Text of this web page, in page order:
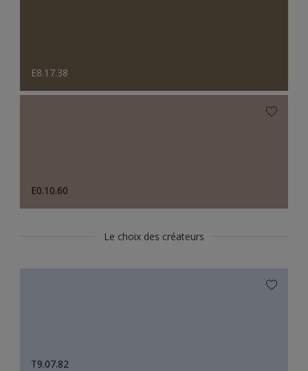
E8.17.38
E0.10.60
Le choix des créateurs
T9.07.82